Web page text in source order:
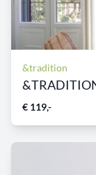
&tradition
€ 119,-